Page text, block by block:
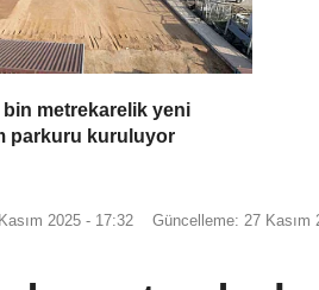
bin metrekarelik yeni
parkuru kuruluyor
2025 - 17:32 Güncelleme: 27 Kasım